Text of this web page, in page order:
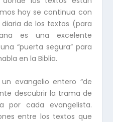
hoy se continua con
de los textos (para
es una excelente
“puerta segura” para
en la Biblia.
evangelio entero “de
descubrir la trama de
por cada evangelista.
entre los textos que